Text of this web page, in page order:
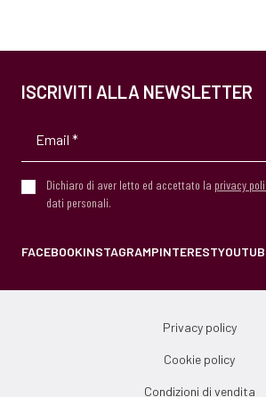
ISCRIVITI ALLA NEWSLETTER
Dichiaro di aver letto ed accettato la privacy
dati personali.
FACEBOOKINSTAGRAMPINTEREST
Privacy policy
Cookie policy
Condizioni di vendita